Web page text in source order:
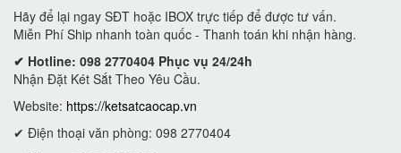
Hãy để lại ngay SĐT hoặc IBOX trực tiếp để được tư vấn.
Miễn Phí Ship nhanh toàn quốc - Thanh toán khi nhận hàng.
✔ Hotline: 098 2770404 Phục vụ 24/24h
Nhận Đặt Két Sắt Theo Yêu Cầu.
Website: https://ketsatcaocap.vn
✔ Điện thoại văn phòng: 098 2770404